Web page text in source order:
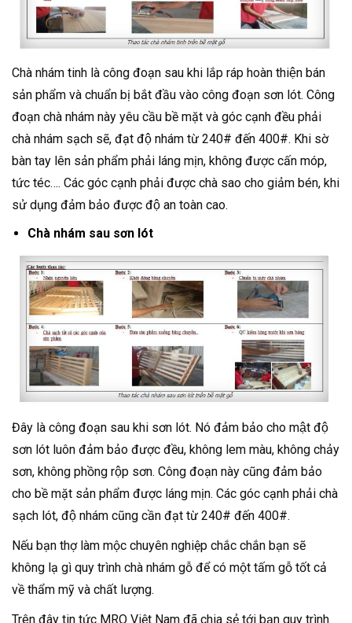
Chà nhám tinh là công đoạn sau khi lắp ráp hoàn thiện bán
sản phẩm và chuẩn bị bắt đầu vào công đoạn sơn lót. Công
đoạn chà nhám này yêu cầu bề mặt và góc cạnh đều phải
chà nhám sạch sẽ, đạt độ nhám từ 240# đến 400#. Khi sờ
bàn tay lên sản phẩm phải láng mịn, không được cấn móp,
tức téc…. Các góc cạnh phải được chà sao cho giảm bén, khi
sử dụng đảm bảo được độ an toàn cao.
Chà nhám sau sơn lót
Đây là công đoạn sau khi sơn lót. Nó đảm bảo cho mật độ
sơn lót luôn đảm bảo được đều, không lem màu, không chảy
sơn, không phồng rộp sơn. Công đoạn này cũng đảm bảo
cho bề mặt sản phẩm được láng mịn. Các góc cạnh phải chà
sạch lót, độ nhám cũng cần đạt từ 240# đến 400#.
Nếu bạn thợ làm mộc chuyên nghiệp chắc chắn bạn sẽ
không lạ gì quy trình chà nhám gỗ để có một tấm gỗ tốt cả
về thẩm mỹ và chất lượng.
Trên đây tin tức MRO Việt Nam đã chia sẻ tới bạn quy trình